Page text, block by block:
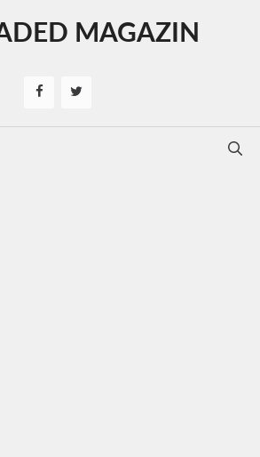
MAGAZIN